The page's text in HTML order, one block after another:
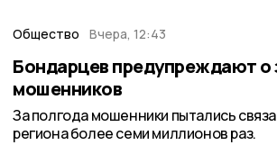
Общество Вчера, 12:43
Бондарцев предупреждают о
мошенников
За полгода мошенники пытались
региона более семи миллионов раз.